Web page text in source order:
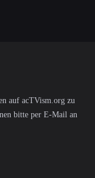
auf acTVism.org zu
bitte per E-Mail an